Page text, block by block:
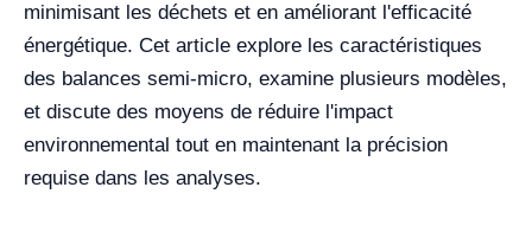
minimisant les déchets et en améliorant l'efficacité
énergétique. Cet article explore les caractéristiques
des balances semi-micro, examine plusieurs modèles,
et discute des moyens de réduire l'impact
environnemental tout en maintenant la précision
requise dans les analyses.